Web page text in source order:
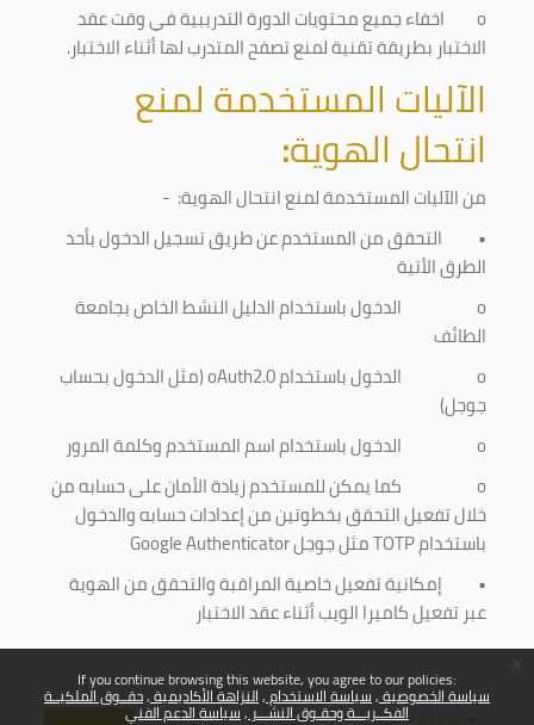
If you continue browsing this website, you agree to our policies:
سياسة الخصوصية سياسة الاستخدام النزاهة الأكاديمية حقــوق الملكيــة
الفكــريـــة وحقـوق النشـــر سياسة الدعم الفني
o
اخفاء جميع محتويات الدورة التدريبية في وقت عقد
الاختبار بطريقة تقنية لمنع تصفح المتدرب لها أثناء الاختبار.
الآليات المستخدمة لمنع
انتحال الهوية:
من الآليات المستخدمة لمنعانتحال الهوية: -
• التحقق من المستخدم عن طريق تسجيل الدخول بأحد
الطرق الأتية
o
الدخول باستخدام الدليل النشط الخاص بجامعة
الطائف
o
الدخول باستخدامoAuth2.0(مثل الدخول بحساب
جوجل)
o
الدخول باستخدام اسم المستخدم وكلمة المرور
o
كما يمكن للمستخدم زيادة الأمان على حسابه من
خلال تفعيل التحقق بخطوتين من إعدادات حسابه والدخول
باستخدامTOTPمثل جوجلGoogle Authenticator
• إمكانية تفعيل خاصية المراقبة والتحقق من الهوية
عبر تفعيل كاميرا الويب أثناء عقد الاختبار